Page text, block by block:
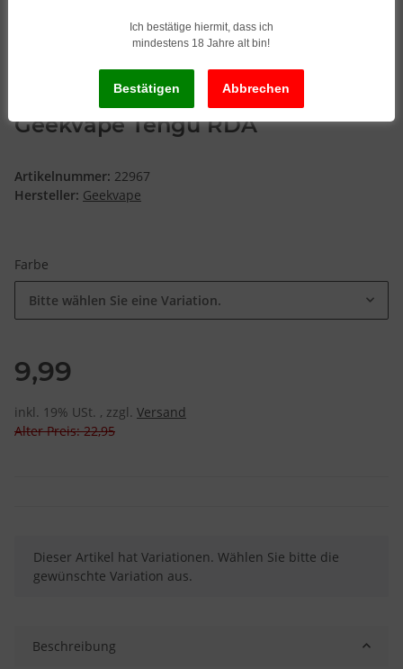
Geekvape Tengu RDA
Artikelnummer: 22967
Hersteller: Geekvape
Farbe
Bitte wählen Sie eine Variation.
9,99
inkl. 19% USt. , zzgl. Versand
Alter Preis: 22,95
x
Dieser Artikel hat Variationen. Wählen Sie bitte die
gewünschte Variation aus.
Beschreibung
Ich bestätige hiermit, dass ich
mindestens 18 Jahre alt bin!